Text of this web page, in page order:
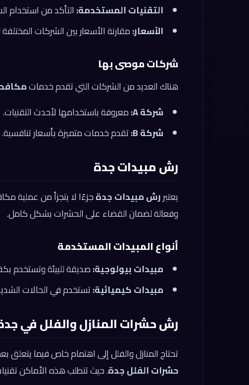
التقنيات المستخدمة: التأكد من استخدام
الأسعار:مقارنة الأسعار بين الشركات
شركات موصى بها
هناك العديد من الشركات التي تقدم خدمات
شركة A:
معروفة باستخدامها لأحدث التقنيات.
شركة B:
تقدم خدمات متميزة بأسعار تنافسية.
رش مبيدات جدة
يعتبررش مبيدات جدةجزءًا لا يتجزأ من عملية
وفعالة لضمان القضاء على الحشرات بشكل كامل.
أنواع المبيدات المستخدمة
مبيدات بيولوجية:صديقة للبيئة وتستخدم
مبيدات كيميائية:تستخدم في الحالات
رش حشرات المنازل والفلل في
تحتاج المنازل والفلل إلى اهتمام خاص فيما يتعلق
حشرات الفلل جدة. حيث تتطلب هذه الأماكن